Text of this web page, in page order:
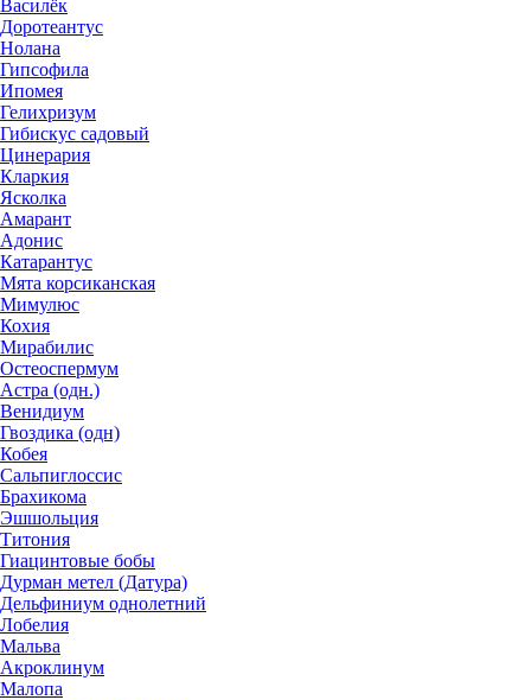
Василёк
Доротеантус
Нолана
Гипсофила
Ипомея
Гелихризум
Гибискус садовый
Цинерария
Кларкия
Ясколка
Амарант
Адонис
Катарантус
Мята корсиканская
Мимулюс
Кохия
Мирабилис
Остеоспермум
Астра (одн.)
Венидиум
Гвоздика (одн)
Кобея
Сальпиглоссис
Брахикома
Эшшольция
Титония
Гиацинтовые бобы
Дурман метел (Датура)
Дельфиниум однолетний
Лобелия
Мальва
Акроклинум
Малопа